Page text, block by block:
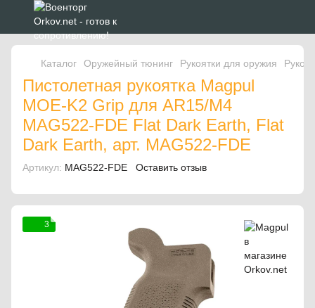
Каталог Оружейный тюнинг Рукоятки для оружия
Пистолетная рукоятка Magpul
MOE-K2 Grip для AR15/M4
MAG522-FDE Flat Dark Earth, Flat
Dark Earth, арт. MAG522-FDE
Артикул: MAG522-FDE Оставить отзыв
3